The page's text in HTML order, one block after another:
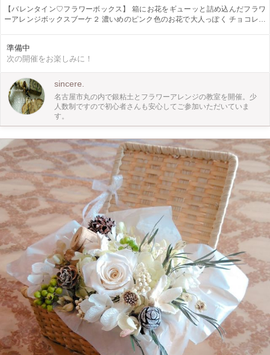
【バレンタイン♡フラワーボックス】 箱にお花をギューッと詰め込んだフラワ
ーアレンジボックスブーケ２ 濃いめのピンク色のお花で大人っぽく チョコレー
サプライズを演出もステキです！ そして そろそろプロポーズ…と考えている方
お花と一緒に指輪を忍ばせてバレンタインプロポーズ♡はいかがでしょう？ も
近落ち込んでるな…という方もお花を飾るとお部屋の空気が変わって 気分も上
準備中
次の開催をお楽しみに！
sincere.
名古屋市丸の内で銀粘土とフラワーアレンジの教室を開催。少
人数制ですので初心者さんも安心してご参加いただいていま
す。